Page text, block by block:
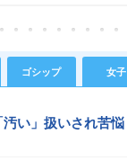
ゴシップ 女子
い」扱いされ苦悩